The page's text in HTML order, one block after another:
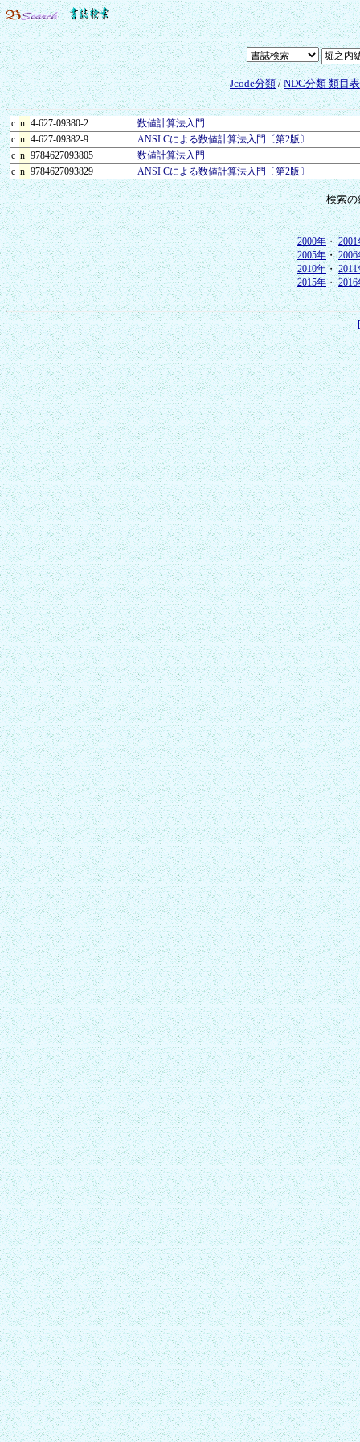
Jcode分類/NDC分類 類目
c n 4-627-09380-2
数値計算法入門
c n 4-627-09382-9
ANSI Cによる数値計算法入門〔第2版〕
c n 9784627093805
数値計算法入門
c n 9784627093829 ANSI Cによる数値計算法入門〔第2版〕
検索
2000年・2001
2005年・2006
2010年・2011
2015年・2016